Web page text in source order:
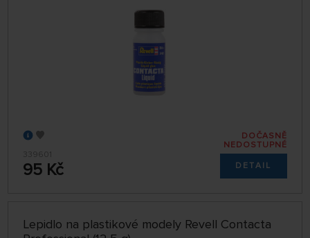
339601
95 Kč
DOČASNĚ
NEDOSTUPNÉ
DETAIL
Lepidlo na plastikové modely Revell Contacta